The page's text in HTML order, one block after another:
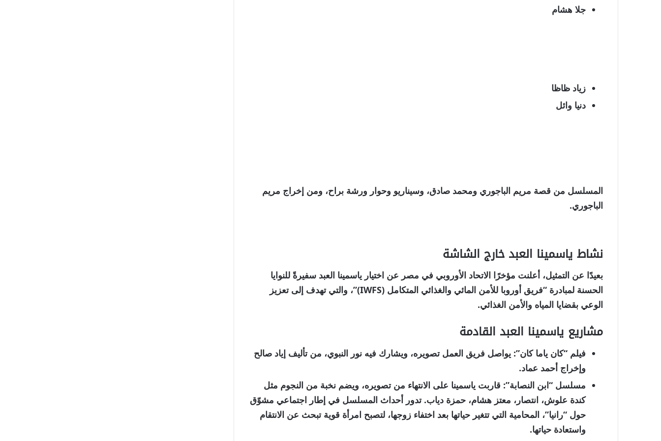
جلا هشام
زياد ظاظا
دنيا وائل
المسلسل من قصة مريم الباجوري ومحمد صادق، وسيناريو وحوار ورشة براح، ومن إخراج مريم
الباجوري.
نشاط ياسمينا العبد خارج الشاشة
بعيدًا عن التمثيل، أعلنت مؤخرًا الاتحاد الأوروبي في مصر عن اختيار ياسمينا العبد سفيرةً للنوايا
الحسنة لمبادرة “فريق أوروبا للأمن المائي والغذائي المتكامل (IWFS)”
، والتي تهدف إلى تعزيز
الوعي بقضايا المياه والأمن الغذائي.
مشاريع ياسمينا العبد القادمة
فيلم “كان ياما كان”: يواصل فريق العمل تصويره، ويشارك فيه نور النبوي، من تأليف إياد صالح
وإخراج أحمد عماد.
مسلسل “ابن النصابة”: قاربت ياسمينا على الانتهاء من تصويره، ويضم نخبة من النجوم مثل
كندة علوش، انتصار، معتز هشام، حمزة دياب. تدور أحداث المسلسل في إطار اجتماعي مشوّق
حول “رانيا”، المحامية التي تتغير حياتها بعد اختفاء زوجها، لتصبح امرأة قوية تبحث عن الانتقام
واستعادة حياتها.